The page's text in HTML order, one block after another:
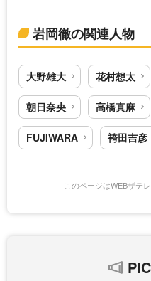
岩岡徹の関連人物
大野雄大 花村想太
朝日奈央 高橋真麻
FUJIWARA 袴田吉彦
このページはWEBザテ